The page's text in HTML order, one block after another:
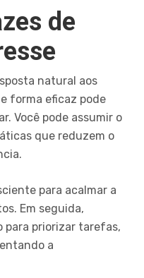
de
natural aos
forma eficaz pode
Você pode assumir o
que reduzem o
para acalmar a
Em seguida,
para priorizar tarefas,
a